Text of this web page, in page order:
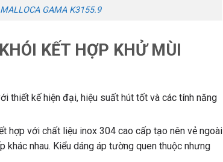
GAMA K3155.9
KẾT HỢP KHỬ MÙI
thiết kế hiện đại, hiệu suất hút tốt và các tính năng
hợp với chất liệu inox 304 cao cấp tạo nên vẻ ngoài
khác nhau. Kiểu dáng áp tường quen thuộc nhưng